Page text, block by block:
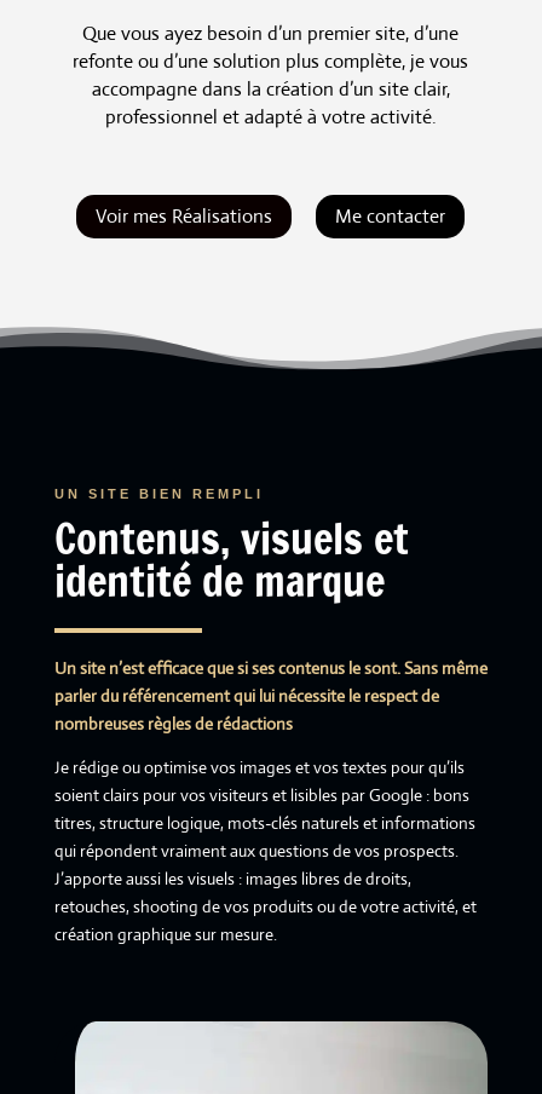
Que vous ayez besoin d’un premier site, d’une
refonte ou d’une solution plus complète, je vous
accompagne dans la création d’un site clair,
professionnel et adapté à votre activité.
Voir mes Réalisations Me contacter
UN SITE BIEN REMPLI
Contenus, visuels et
identité de marque
Un site n’est efficace que si ses contenus le sont. Sans même
parler du référencement qui lui nécessite le respect de
nombreuses règles de rédactions
Je rédige ou optimise vos images et vos textes pour qu’ils
soient clairs pour vos visiteurs et lisibles par Google : bons
titres, structure logique, mots-clés naturels et informations
qui répondent vraiment aux questions de vos prospects.
J’apporte aussi les visuels : images libres de droits,
retouches, shooting de vos produits ou de votre activité, et
création graphique sur mesure.